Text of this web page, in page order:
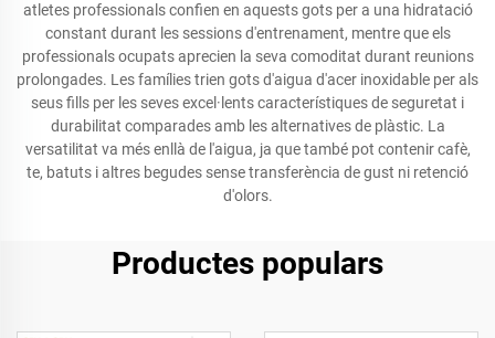
atletes professionals confien en aquests gots per a una hidratació
constant durant les sessions d'entrenament, mentre que els
professionals ocupats aprecien la seva comoditat durant reunions
prolongades. Les famílies trien gots d'aigua d'acer inoxidable per als
seus fills per les seves excel·lents característiques de seguretat i
durabilitat comparades amb les alternatives de plàstic. La
versatilitat va més enllà de l'aigua, ja que també pot contenir cafè,
te, batuts i altres begudes sense transferència de gust ni retenció
d'olors.
Productes populars